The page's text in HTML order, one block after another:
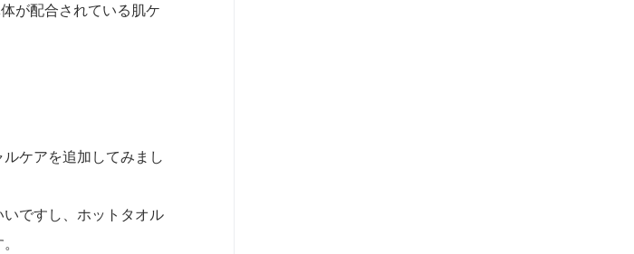
が配合されている肌ケ
ケアを追加してみまし
ですし、ホットタオル